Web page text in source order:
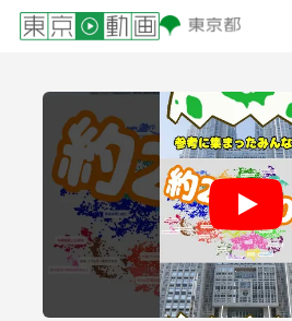
Play